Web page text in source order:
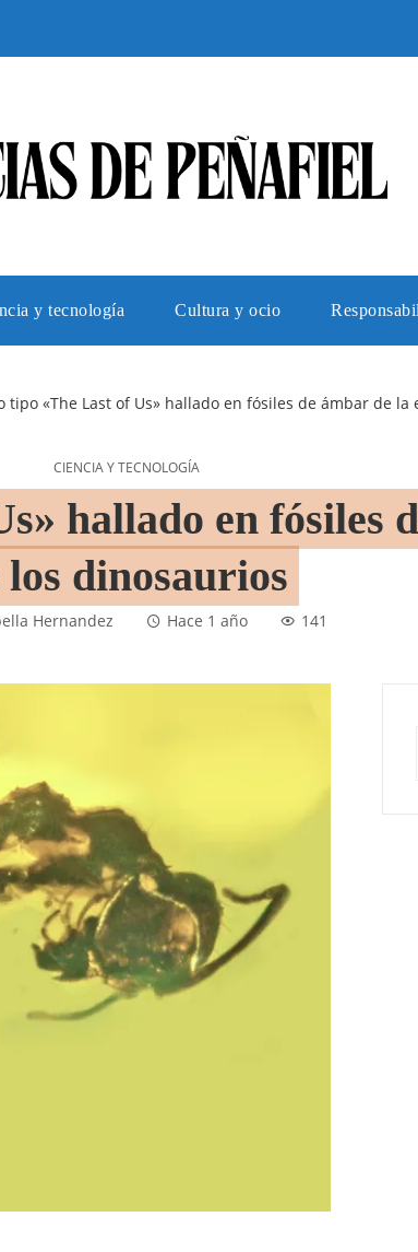
y tecnología Cultura y ocio
tipo «The Last of Us» hallado en fósiles de ámbar de
CIENCIA Y TECNOLOGÍA
hallado en fósiles
los dinosaurios
Hernandez Hace 1 año 141